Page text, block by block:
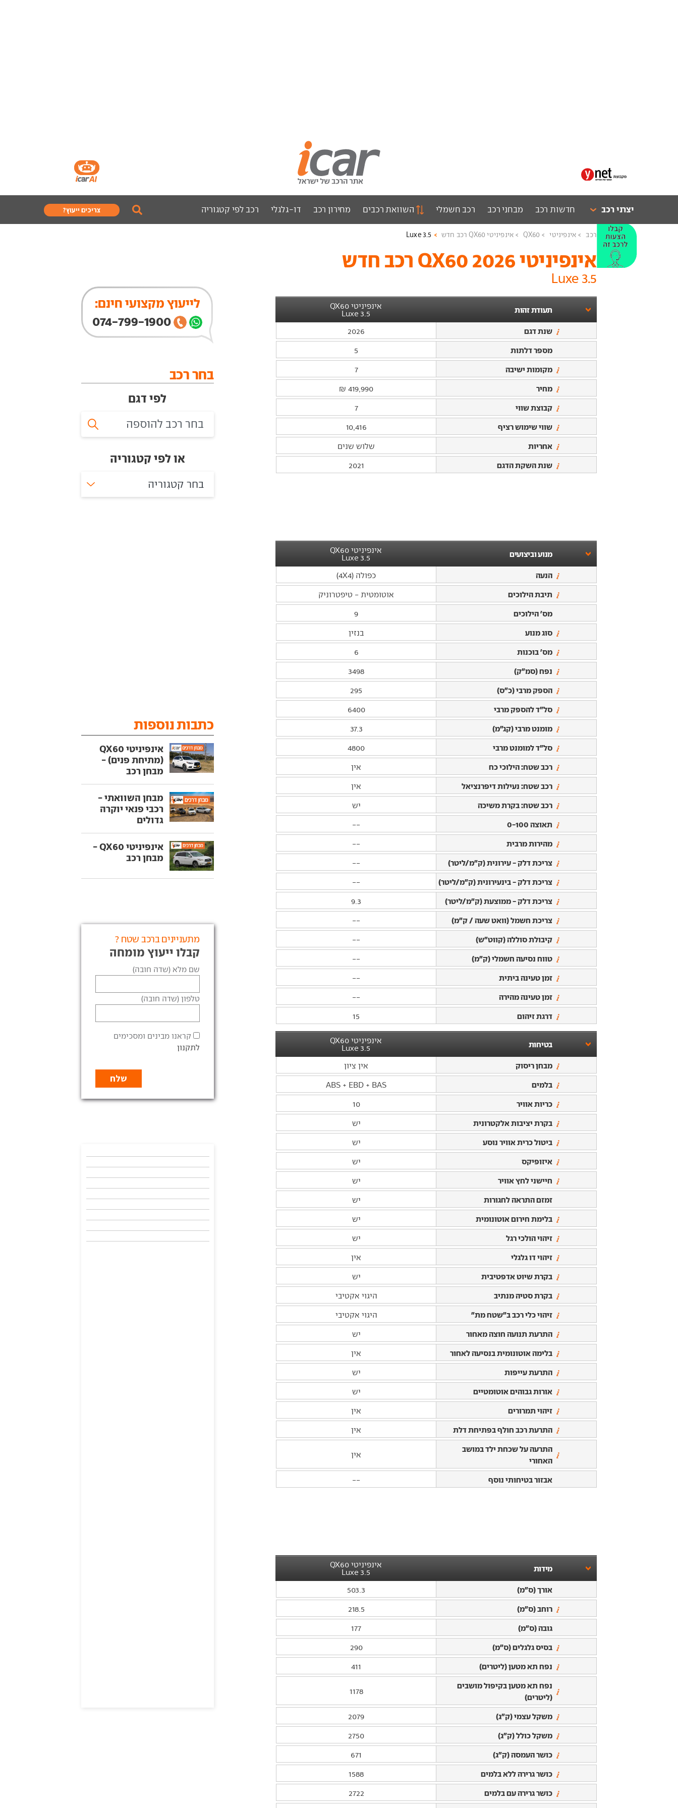
יצרני רכב חדשות רכב מבחני רכב רכב חשמלי השוואת רכבים מחירון רכב דו-גלגלי רכב לפי קטגוריה צריכים ייעוץ?
רכב אינפיניטי QX60 אינפיניטי QX60 רכב חדש 3.5 Luxe
אינפיניטי QX60 2026 רכב חדש
3.5 Luxe
אינפיניטי QX60
3.5 Luxe תעודת זהות
שנת דגם 2026
מספר דלתות 5
מקומות ישיבה 7
מחיר 419,990 ₪
קבוצת שווי 7
שווי שימוש רציף 10,416
אחריות שלוש שנים
שנת השקת הדגם 2021
אינפיניטי QX60
3.5 Luxe מנוע וביצועים
הנעה כפולה (4X4)
תיבת הילוכים אוטומטית - טיפטרוניק
מס' הילוכים 9
סוג מנוע בנזין
מס' בוכנות 6
נפח (סמ"ק) 3498
הספק מרבי (כ"ס) 295
סל"ד להספק מרבי 6400
מומנט מרבי (קג"מ) 37.3
סל"ד למומנט מרבי 4800
רכב שטח: הילוכי כח אין
רכב שטח: נעילות דיפרנציאל אין
רכב שטח: בקרת משיכה יש
תאוצה 0-100 --
מהירות מרבית --
צריכת דלק - עירונית (ק"מ/ליטר) --
צריכת דלק - בינעירונית (ק"מ/ליטר) --
צריכת דלק - ממוצעת (ק"מ/ליטר) 9.3
צריכת חשמל (וואט שעה / ק"מ) --
קיבולת סוללה (קווט"ש) --
טווח נסיעה חשמלי (ק"מ) --
זמן טעינה ביתית --
זמן טעינה מהירה --
דרגת זיהום 15
אינפיניטי QX60
3.5 Luxe בטיחות
מבחן ריסוק אין ציון
בלמים ABS + EBD + BAS
כריות אוויר 10
בקרת יציבות אלקטרונית יש
ביטול כרית אוויר נוסע יש
איזופיקס יש
חיישני לחץ אוויר יש
זמזם התראה לחגורות יש
בלימת חירום אוטונומית יש
זיהוי הולכי רגל יש
זיהוי דו גלגלי אין
בקרת שיוט אדפטיבית יש
בקרת סטיה מנתיב היגוי אקטיבי
זיהוי כלי רכב ב"שטח מת" היגוי אקטיבי
התרעת תנועה חוצה מאחור יש
בלימה אוטונומית בנסיעה לאחור אין
התרעת עייפות יש
אורות גבוהים אוטומטיים יש
זיהוי תמרורים אין
התרעת רכב חולף בפתיחת דלת אין
התרעה על שכחת ילד במושב
האחורי
אין
אבזור בטיחותי נוסף --
אינפיניטי QX60
3.5 Luxe מידות
אורך (ס"מ) 503.3
רוחב (ס"מ) 218.5
גובה (ס"מ) 177
בסיס גלגלים (ס"מ) 290
נפח תא מטען (ליטרים) 411
נפח תא מטען בקיפול מושבים
(ליטרים)
1178
משקל עצמי (ק"ג) 2079
משקל כולל (ק"ג) 2750
כושר העמסה (ק"ג) 671
כושר גרירה ללא בלמים 1588
כושר גרירה עם בלמים 2722
לייעוץ מקצועי חינם:
074-799-1900
בחר רכב
לפי דגם
או לפי קטגוריה
בחר קטגוריה
כתבות נוספות
אינפיניטי QX60
(מתיחת פנים) -
מבחן רכב
מבחן השוואתי -
רכבי פנאי יוקרה
גדולים
אינפיניטי QX60 -
מבחן רכב
מתעניינים ברכב שטח ?
קבלו ייעוץ מומחה
שם מלא (שדה חובה)
טלפון (שדה חובה)
קראנו מבינים ומסכימים
לתקנון